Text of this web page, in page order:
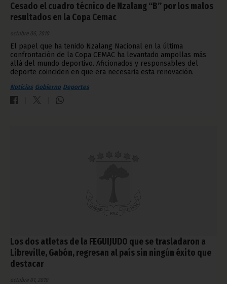
Cesado el cuadro técnico de Nzalang “B” por los malos
resultados en la Copa Cemac
octubre 06, 2010
El papel que ha tenido Nzalang Nacional en la última
confrontación de la Copa CEMAC ha levantado ampollas más
allá del mundo deportivo. Aficionados y responsables del
deporte coinciden en que era necesaria esta renovación.
Noticias Gobierno Deportes
Los dos atletas de la FEGUIJUDO que se trasladaron a
Libreville, Gabón, regresan al país sin ningún éxito que
destacar
octubre 01, 2010